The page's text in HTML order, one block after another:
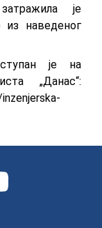
је
из наведеног
је на
„Данас“: